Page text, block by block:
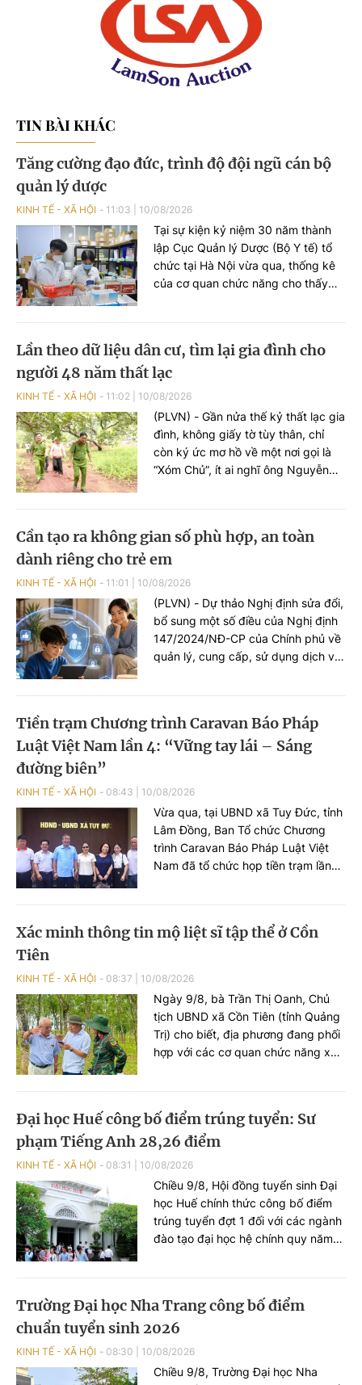
TIN BÀI KHÁC
Tăng cường đạo đức, trình độ đội ngũ cán bộ
quản lý dược
KINH TẾ - XÃ HỘI 11:03 10/08/2026
Tại sự kiện kỷ niệm 30 năm thành
lập Cục Quản lý Dược (Bộ Y tế) tổ
chức tại Hà Nội vừa qua, thống kê
của cơ quan chức năng cho thấy
Lần theo dữ liệu dân cư, tìm lại gia đình cho
người 48 năm thất lạc
KINH TẾ - XÃ HỘI 11:02 10/08/2026
(PLVN) - Gần nửa thế kỷ thất lạc gia
đình, không giấy tờ tùy thân, chỉ
còn ký ức mơ hồ về một nơi gọi là
“Xóm Chủ”, ít ai nghĩ ông Nguyễn
Thuận Lợi (TP Đồng Nai) đã lần theo
dữ liệu dân cư (DLDC), kết nối nhiều
địa phương, tìm lại gia đình cho ông
Cần tạo ra không gian số phù hợp, an toàn
dành riêng cho trẻ em
KINH TẾ - XÃ HỘI 11:01 10/08/2026
(PLVN) - Dự thảo Nghị định sửa đổi,
bổ sung một số điều của Nghị định
147/2024/NĐ-CP của Chính phủ về
quản lý, cung cấp, sử dụng dịch vụ
đối với trẻ em dưới 16 tuổi trên
mạng xã hội. Tài khoản trẻ em sẽ
Tiền trạm Chương trình Caravan Báo Pháp
Luật Việt Nam lần 4: “Vững tay lái – Sáng
đường biên”
KINH TẾ - XÃ HỘI 08:43 10/08/2026
Vừa qua, tại UBND xã Tuy Đức, tỉnh
Lâm Đồng, Ban Tổ chức Chương
trình Caravan Báo Pháp Luật Việt
Nam đã tổ chức họp tiền trạm lần
lần thứ 4 với chủ đề “Vững tay lái –
Xác minh thông tin mộ liệt sĩ tập thể ở Cồn
Tiên
KINH TẾ - XÃ HỘI 08:37 10/08/2026
Ngày 9/8, bà Trần Thị Oanh, Chủ
tịch UBND xã Cồn Tiên (tỉnh Quảng
Trị) cho biết, địa phương đang phối
hợp với các cơ quan chức năng xác
Đại học Huế công bố điểm trúng tuyển: Sư
phạm Tiếng Anh 28,26 điểm
KINH TẾ - XÃ HỘI 08:31 10/08/2026
Chiều 9/8, Hội đồng tuyển sinh Đại
học Huế chính thức công bố điểm
trúng tuyển đợt 1 đối với các ngành
đào tạo đại học hệ chính quy năm
Tiếng Anh lấy 28,26 điểm
Trường Đại học Nha Trang công bố điểm
chuẩn tuyển sinh 2026
KINH TẾ - XÃ HỘI 08:30 10/08/2026
Chiều 9/8, Trường Đại học Nha